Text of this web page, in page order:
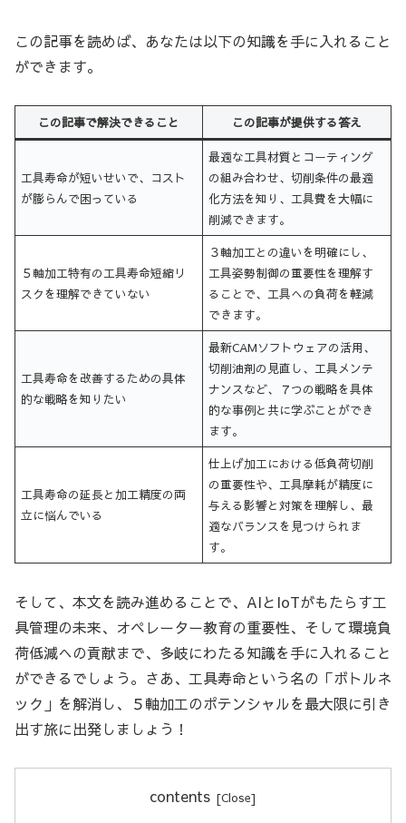
この記事を読めば、あなたは以下の知識を手に入れること
ができます。
この記事で解決できること この記事が提供する答え
工具寿命が短いせいで、コスト
が膨らんで困っている
最適な工具材質とコーティング
の組み合わせ、切削条件の最適
化方法を知り、工具費を大幅に
削減できます。
５軸加工特有の工具寿命短縮リ
スクを理解できていない
３軸加工との違いを明確にし、
工具姿勢制御の重要性を理解す
ることで、工具への負荷を軽減
できます。
工具寿命を改善するための具体
的な戦略を知りたい
最新CAMソフトウェアの活用、
切削油剤の見直し、工具メンテ
ナンスなど、７つの戦略を具体
的な事例と共に学ぶことができ
ます。
工具寿命の延長と加工精度の両
立に悩んでいる
仕上げ加工における低負荷切削
の重要性や、工具摩耗が精度に
与える影響と対策を理解し、最
適なバランスを見つけられま
す。
そして、本文を読み進めることで、AIとIoTがもたらす工
具管理の未来、オペレーター教育の重要性、そして環境負
荷低減への貢献まで、多岐にわたる知識を手に入れること
ができるでしょう。さあ、工具寿命という名の「ボトルネ
ック」を解消し、５軸加工のポテンシャルを最大限に引き
出す旅に出発しましょう！
contents